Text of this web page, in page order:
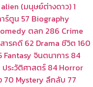
alien (มนุษย์ต่างดาว)1
ร์ตูน 57 Biography
ตลก 286 Crime
ารคดี 62 Drama ชีวิต 160
Fantasy จินตนาการ 84
ระวัติศาสตร์ 84 Horror
70 Mystery ลึกลับ 77